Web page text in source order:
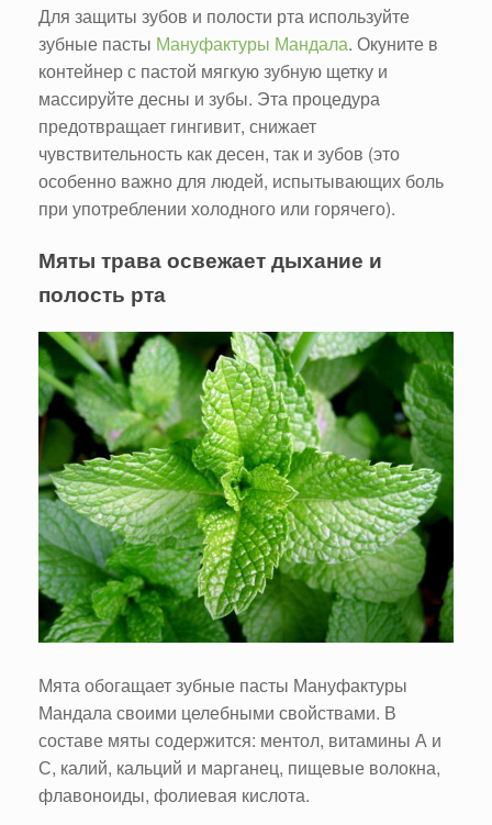
Для защиты зубов и полости рта используйте
зубные пасты Мануфактуры Мандала. Окуните в
контейнер с пастой мягкую зубную щетку и
массируйте десны и зубы. Эта процедура
предотвращает гингивит, снижает
чувствительность как десен, так и зубов (это
особенно важно для людей, испытывающих боль
при употреблении холодного или горячего).
Мяты трава освежает дыхание и
полость рта
Мята обогащает зубные пасты Мануфактуры
Мандала своими целебными свойствами. В
составе мяты содержится: ментол, витамины А и
С, калий, кальций и марганец, пищевые волокна,
флавоноиды, фолиевая кислота.